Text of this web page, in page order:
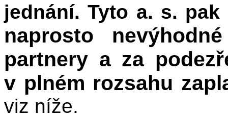
jednání. Tyto a. s. pak
naprosto
partnery a za
v plném rozsahu
viz níže.